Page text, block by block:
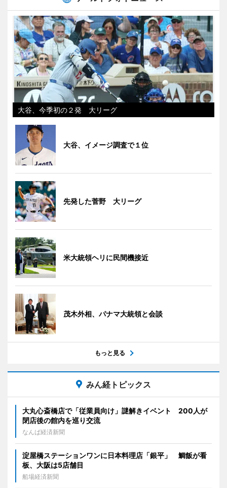
大谷、今季初の２発 大リーグ
大谷、イメージ調査で１位
先発した菅野 大リーグ
米大統領ヘリに民間機接近
茂木外相、パナマ大統領と会談
もっと見る
みん経トピックス
大丸心斎橋店で「従業員向け」謎解きイベント 200人が
閉店後の館内を巡り交流
なんば経済新聞
淀屋橋ステーションワンに日本料理店「銀平」 鯛飯が看
板、大阪は5店舗目
船場経済新聞